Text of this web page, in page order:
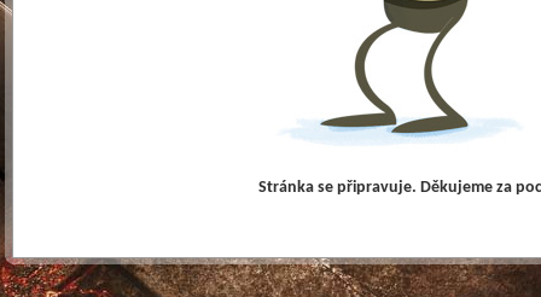
Stránka se připravuje. Děkujeme za